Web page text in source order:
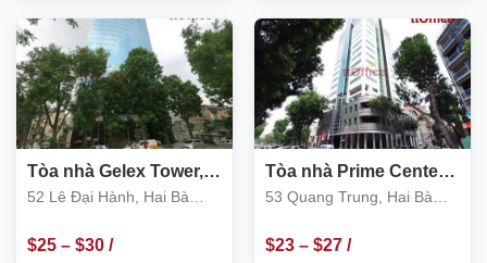
m2 m2
Tòa nhà Gelex Tower,
52 Lê Đại Hành, Hai Bà
52 Lê Đại Hành, Hai Bà
$25– $30/
Tòa nhà Prime Center
53 Quang Trung, Hai
53 Quang Trung, Hai Bà
$23– $27/